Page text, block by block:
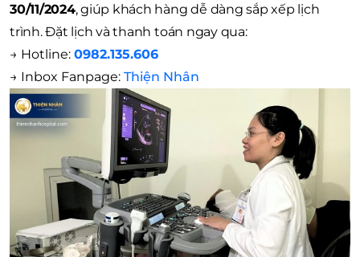
30/11/2024, giúp khách hàng dễ dàng sắp xếp lịch
trình. Đặt lịch và thanh toán ngay qua:
→ Hotline: 0982.135.606
→ Inbox Fanpage: Thiện Nhân